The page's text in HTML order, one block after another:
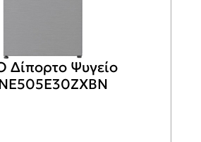
Δίπορτο Ψυγείο